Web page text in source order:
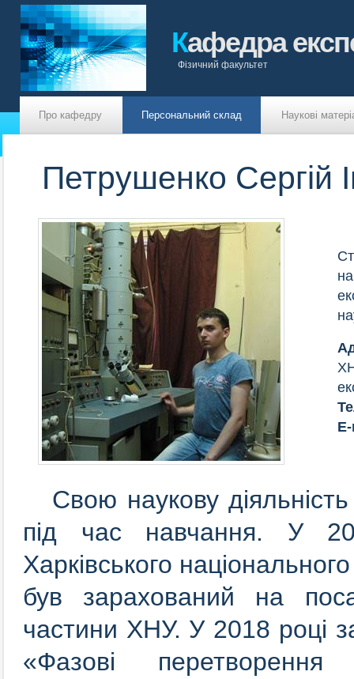
Кафедра
Фізичний факультет
Про кафедру Персональний склад Наукові
Петрушенко Сергій
Свою наукову
під час навчання. У
Харківського
був зарахований на
частини ХНУ. У 2018 році
«Фазові